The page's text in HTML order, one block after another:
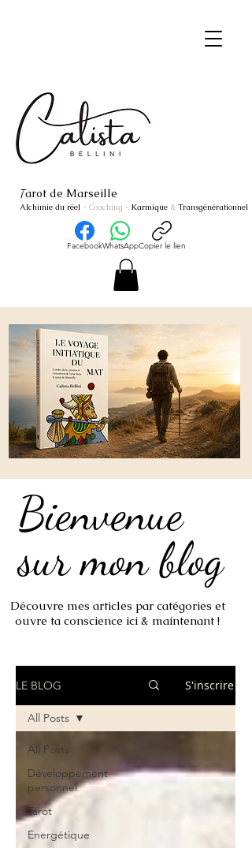
Tarot de Marseille
Alchimie du réel - Coaching - Karmique & Transgénérationnel
FacebookWhatsAppCopier le lien
Bienvenue
sur mon blog
Bienvenue
sur mon blog
Découvre mes articles par catégories et
ouvre ta conscience ici & maintenant !
LE BLOG S'inscrire
All Posts
Développement
personnel
Tarot
Energétique
All Posts